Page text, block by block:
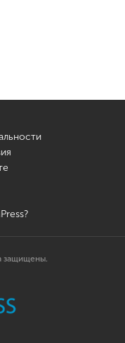
защищены.